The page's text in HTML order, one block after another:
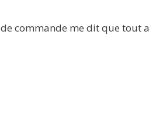
commande me dit que tout a